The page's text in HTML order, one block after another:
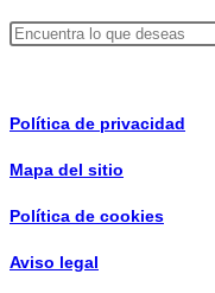
Buscar
Política de privacidad
Mapa del sitio
Política de cookies
Aviso legal